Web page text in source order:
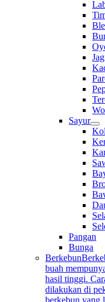
Sayur
Kol
Pangan
Bunga
Berkebun
buah
hasil tinggi.
dilakukan di
berkebun yang